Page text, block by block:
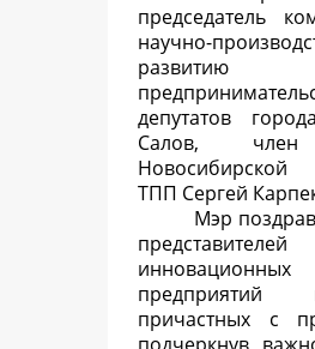
председатель
научно-
депутатов
Салов, член
Новосибирской
ТПП Сергей
Мэр
представителей
инновационных
причастных с